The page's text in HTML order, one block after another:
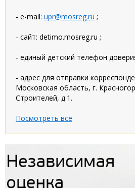
- e-mail: upr@mosreg.ru ;
- сайт: detimo.mosreg.ru ;
- единый детский телефон
- адрес для отправки
Московская область, г.
Строителей, д.1.
Посмотреть все